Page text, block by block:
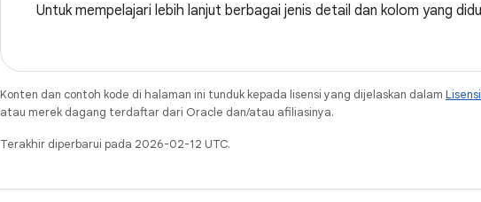
Untuk mempelajari lebih lanjut berbagai jenis detail dan kolom yang
Konten dan contoh kode di halaman ini tunduk kepada lisensi yang dijelaskan dalam
atau merek dagang terdaftar dari Oracle dan/atau afiliasinya.
Terakhir diperbarui pada 2026-02-12 UTC.